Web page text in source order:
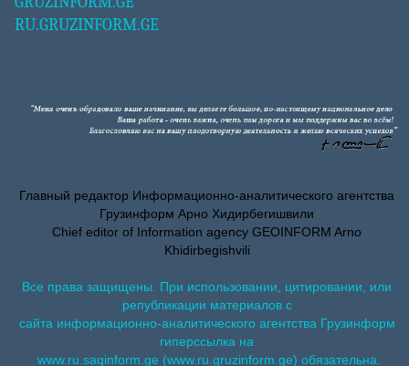
RU.GRUZINFORM.GE
Главный редактор Информационно-аналитического агентства
Грузинформ Арно Хидирбегишвили
Chief editor of Information agency GEOINFORM Arno
Khidirbegishvili
Все права защищены. При использовании, цитировании, или
републикации материалов с
сайта информационно-аналитического агентства Грузинформ
гиперссылка на
www.ru.saqinform.ge (www.ru.gruzinform.ge) обязательна.